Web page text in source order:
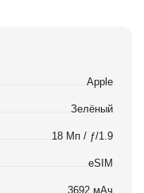
Apple
Зелёный
18 Мп / ƒ/1.9
eSIM
3692 мАч